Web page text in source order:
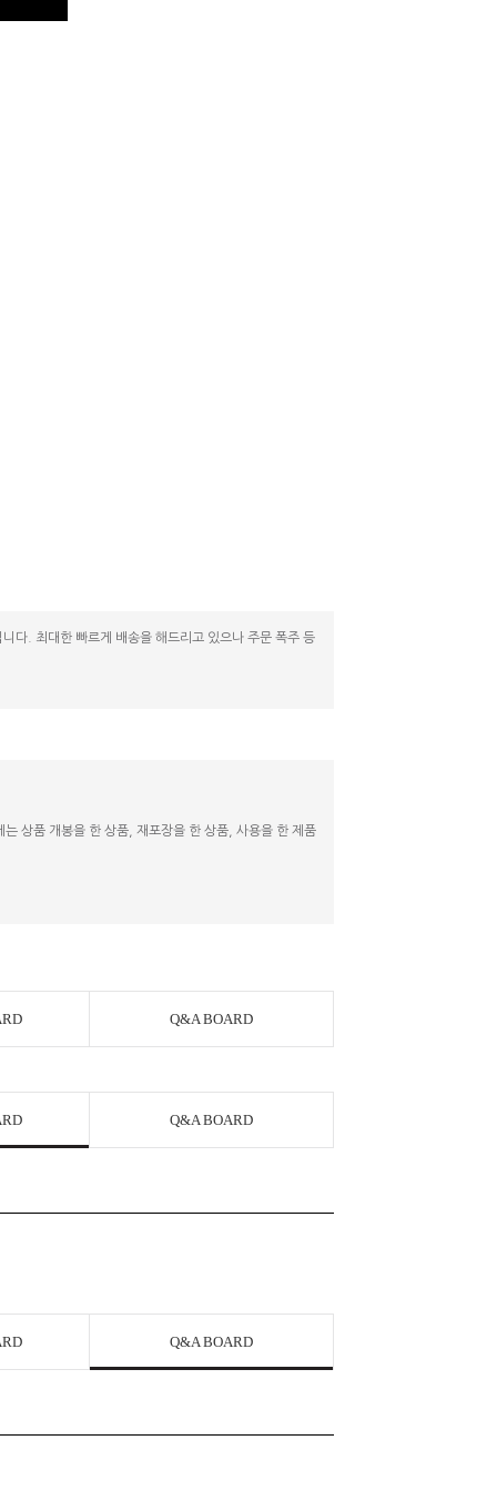
다. 최대한 빠르게 배송을 해드리고 있으나 주문 폭주 등
상품 개봉을 한 상품, 재포장을 한 상품, 사용을 한 제품
Q&A BOARD
Q&A BOARD
Q&A BOARD